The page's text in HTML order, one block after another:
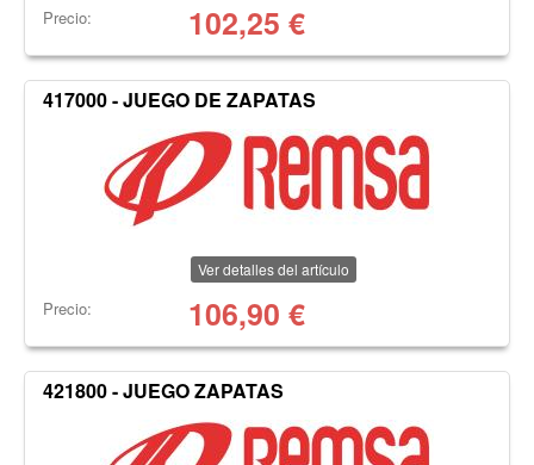
Precio: 102,25 €
417000 - JUEGO DE ZAPATAS
Ver detalles del artículo
Precio: 106,90 €
421800 - JUEGO ZAPATAS